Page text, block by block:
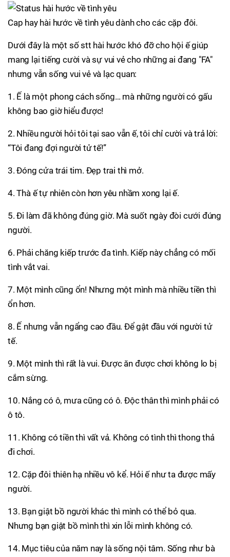
Cap hay hài hước về tình yêu dành cho các cặp đôi.
Dưới đây là một số stt hài hước khó đỡ cho hội ế giúp
mang lại tiếng cười và sự vui vẻ cho những ai đang "FA"
nhưng vẫn sống vui vẻ và lạc quan:
1. Ế là một phong cách sống… mà những người có gấu
không bao giờ hiểu được!
2. Nhiều người hỏi tôi tại sao vẫn ế, tôi chỉ cười và trả lời:
“Tôi đang đợi người tử tế!”
3. Đóng cửa trái tim. Đẹp trai thì mở.
4. Thà ế tự nhiên còn hơn yêu nhầm xong lại ế.
5. Đi làm đã không đúng giờ. Mà suốt ngày đòi cưới đúng
người.
6. Phải chăng kiếp trước đa tình. Kiếp này chẳng có mối
tình vắt vai.
7. Một mình cũng ổn! Nhưng một mình mà nhiều tiền thì
ổn hơn.
8. Ế nhưng vẫn ngẩng cao đầu. Để gật đầu với người tử
tế.
9. Một mình thì rất là vui. Được ăn được chơi không lo bị
cắm sừng.
10. Nắng có ô, mưa cũng có ô. Độc thân thì mình phải có
ô tô.
11. Không có tiền thì vất vả. Không có tình thì thong thả
đi chơi.
12. Cặp đôi thiên hạ nhiều vô kể. Hỏi ế như ta được mấy
người.
13. Bạn giật bồ người khác thì mình có thể bỏ qua.
Nhưng bạn giật bồ mình thì xin lỗi mình không có.
14. Mục tiêu của năm nay là sống nội tâm. Sống như bà